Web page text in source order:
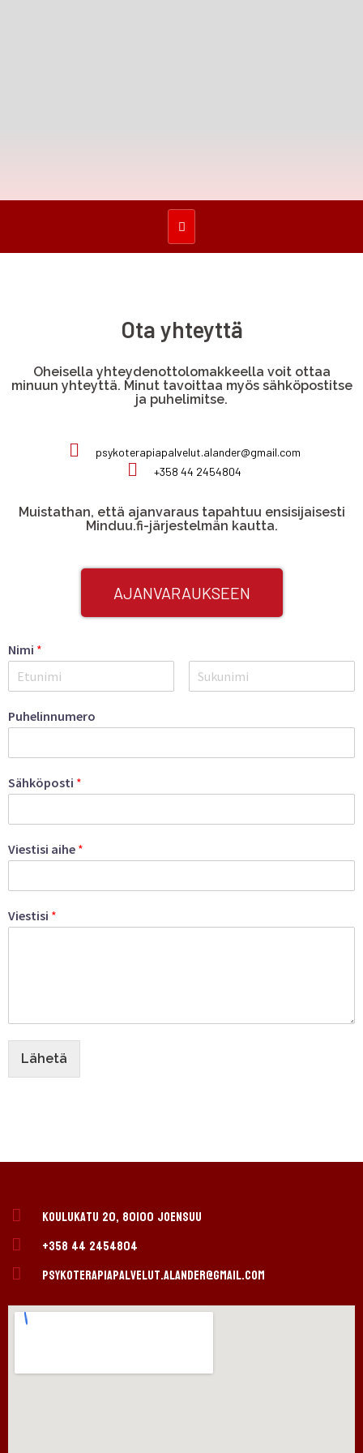
Ota yhteyttä
Oheisella yhteydenottolomakkeella voit ottaa
minuun yhteyttä. Minut tavoittaa myös sähköpostitse
ja puhelimitse.
psykoterapiapalvelut.alander@gmail.com
+358 44 2454804
Muistathan, että ajanvaraus tapahtuu ensisijaisesti
Minduu.fi-järjestelmän kautta.
AJANVARAUKSEEN
Nimi *
Puhelinnumero
Sähköposti *
Viestisi aihe *
Viestisi *
Lähetä
Koulukatu 20, 80100 Joensuu
+358 44 2454804
psykoterapiapalvelut.alander@gmail.com